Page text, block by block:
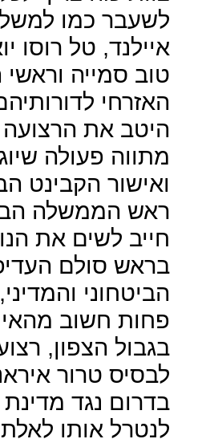
לשעבר כמו למשל
איילנד, טל רוסו
טוב סמייה
האזרחי
היטב את הרצועה
מתווה פעולה
ואישור הקבינט
ראש הממשלה
חייב לשים את
בראש סולם
הביטחוני
פחות חשוב
בגבול הצפון,
לבסיס טרור
בדרום נגד
לנטרל אותו